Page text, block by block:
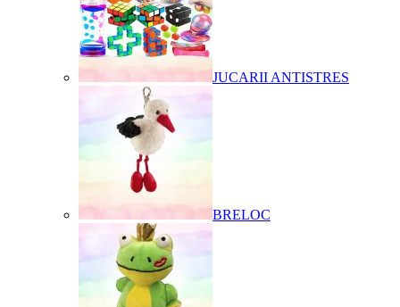
JUCARII ANTISTRES
BRELOC